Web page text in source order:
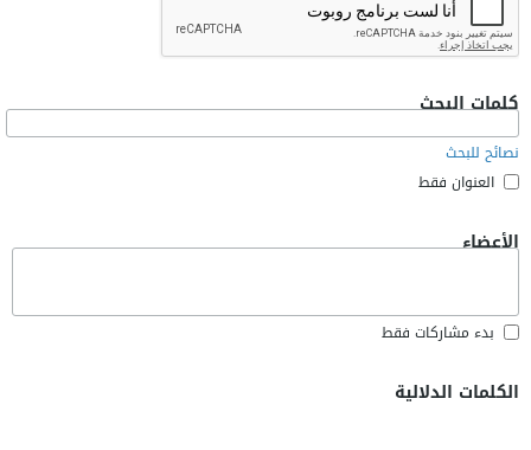
كلمات البحث
نصائح للبحث
العنوان فقط
الأعضاء
بدء مشاركات فقط
الكلمات الدلالية